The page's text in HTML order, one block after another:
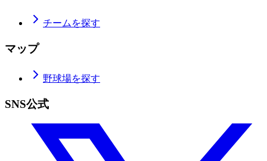
チームを探す
マップ
野球場を探す
SNS公式